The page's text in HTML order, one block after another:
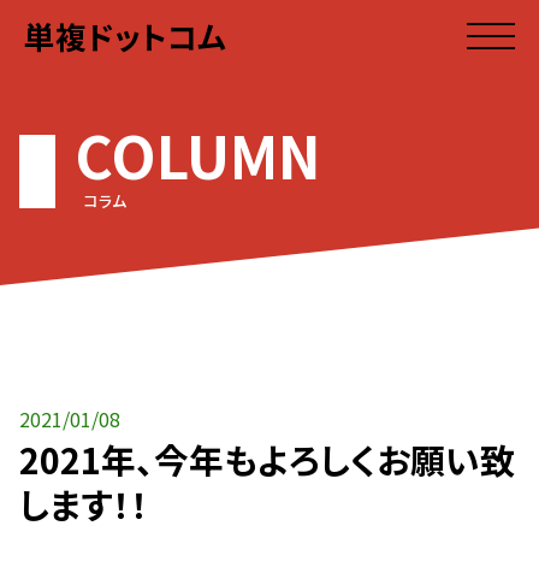
単複ドットコム
COLUMN
コラム
2021/01/08
2021年、今年もよろしくお願い致
します！！